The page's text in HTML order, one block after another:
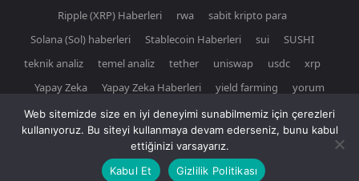
Ripple (XRP) Haberleri
rwa
sabit kripto para
Solana (Sol) haberleri
Stablecoin Haberleri sui
SUSHI
teknik analiz
temel analiz tether uniswap usdc
xrp
Yapay Zeka
Yapay Zeka Haberleri yield farming yorum
© Newspaper WordPress Theme by TagDiv
Web sitemizde size en iyi deneyimi sunabilmemiz için çerezleri
kullanıyoruz. Bu siteyi kullanmaya devam ederseniz, bunu kabul
ettiğinizi varsayarız.
Kabul Et
Gizlilik Politikası